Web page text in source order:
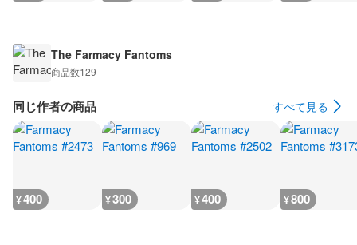
The Farmacy Fantoms
商品数129
同じ作者の商品 すべて見る
¥400 ¥300 ¥400 ¥800